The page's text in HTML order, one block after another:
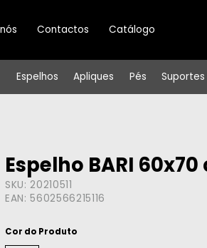
Contactos Catálogo
Espelhos Apliques Pés Suportes
Espelho BARI
SKU: 20210511
EAN:5602566215116
Cor do Produto